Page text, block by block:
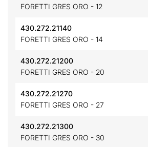
FORETTI GRES ORO - 12
430.272.21140
FORETTI GRES ORO - 14
430.272.21200
FORETTI GRES ORO - 20
430.272.21270
FORETTI GRES ORO - 27
430.272.21300
FORETTI GRES ORO - 30